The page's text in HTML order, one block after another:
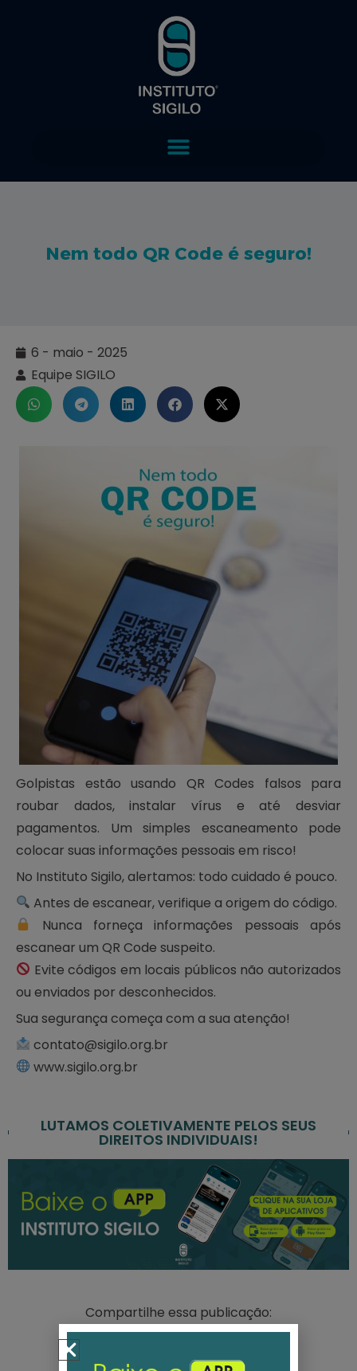
Nem todo QR Code é seguro!
6 - maio - 2025
Equipe SIGILO
Golpistas estão usando QR Codes falsos para
roubar dados, instalar vírus e até desviar
pagamentos. Um simples escaneamento pode
colocar suas informações pessoais em risco!
No Instituto Sigilo, alertamos: todo cuidado é pouco.
Antes de escanear, verifique a origem do código.
Nunca forneça informações pessoais após
escanear um QR Code suspeito.
Evite códigos em locais públicos não autorizados
ou enviados por desconhecidos.
Sua segurança começa com a sua atenção!
contato@sigilo.org.br
www.sigilo.org.br
LUTAMOS COLETIVAMENTE PELOS SEUS
DIREITOS INDIVIDUAIS!
Compartilhe essa publicação: